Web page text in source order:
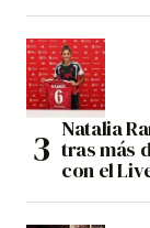
Natalia
tras más
con el